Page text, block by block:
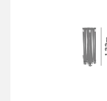
Cette tente
rapport
facture très